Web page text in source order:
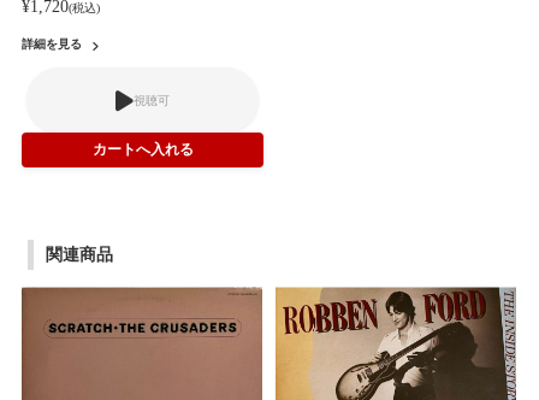
¥1,720(税込)
詳細を見る
視聴可
関連商品